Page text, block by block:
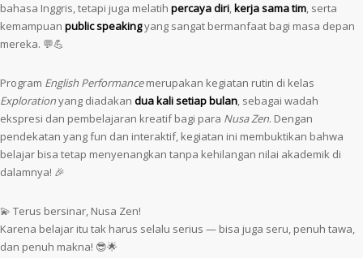
bahasa Inggris, tetapi juga melatih percaya diri,kerja sama tim, serta
kemampuan public speakingyang sangat bermanfaat bagi masa depan
mereka. 💬💪
Program English Performancemerupakan kegiatan rutin di kelas
Explorationyang diadakan dua kali setiap bulan, sebagai wadah
ekspresi dan pembelajaran kreatif bagi para Nusa Zen. Dengan
pendekatan yang fun dan interaktif, kegiatan ini membuktikan bahwa
belajar bisa tetap menyenangkan tanpa kehilangan nilai akademik di
dalamnya! 🎉
💫 Terus bersinar, Nusa Zen!
Karena belajar itu tak harus selalu serius — bisa juga seru, penuh tawa,
dan penuh makna! 😎🌟